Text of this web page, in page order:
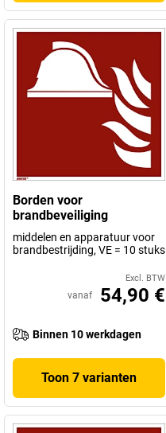
Borden voor
brandbeveiliging
middelen en apparatuur voor
brandbestrijding, VE = 10 stuks
Excl. BTW
vanaf 54,90 €
Binnen 10 werkdagen
Toon 7 varianten